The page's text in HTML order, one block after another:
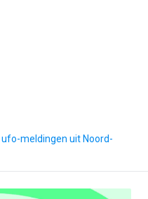
ufo-meldingen uit Noord-